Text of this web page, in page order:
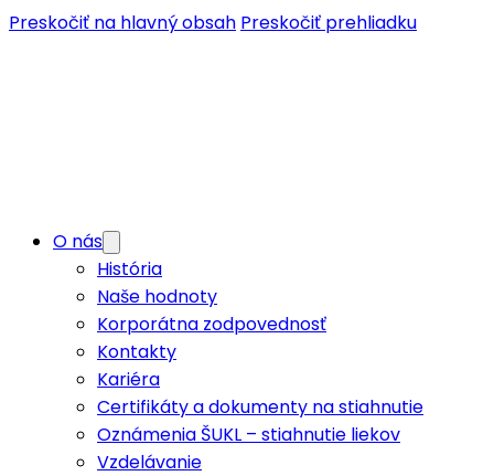
Preskočiť na hlavný obsah Preskočiť prehliadku
O nás
História
Naše hodnoty
Korporátna zodpovednosť
Kontakty
Kariéra
Certifikáty a dokumenty na stiahnutie
Oznámenia ŠUKL – stiahnutie liekov
Vzdelávanie